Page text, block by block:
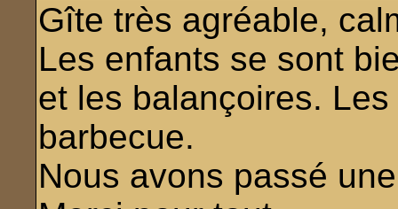
Gîte très agréable,
Les enfants se sont
et les balançoires.
barbecue.
Nous avons passé